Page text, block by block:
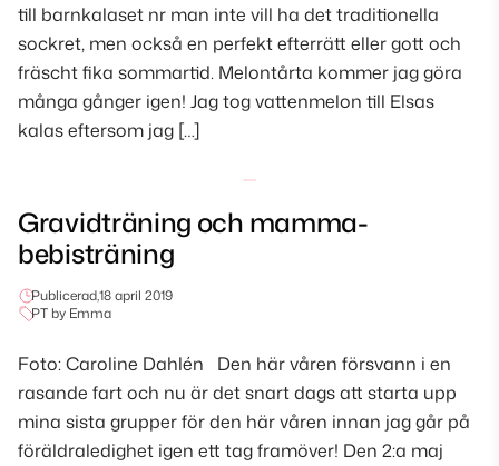
till barnkalaset nr man inte vill ha det traditionella
sockret, men också en perfekt efterrätt eller gott och
fräscht fika sommartid. Melontårta kommer jag göra
många gånger igen! Jag tog vattenmelon till Elsas
kalas eftersom jag […]
Gravidträning och mamma-
bebisträning
Publicerad,18 april 2019
PT by Emma
Foto: Caroline Dahlén Den här våren försvann i en
rasande fart och nu är det snart dags att starta upp
mina sista grupper för den här våren innan jag går på
föräldraledighet igen ett tag framöver! Den 2:a maj